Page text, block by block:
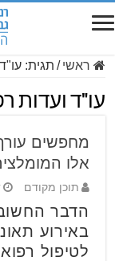
ראשי / תגית:
עו"ד ועדות
מחפשים עורך
אלו המומלצים
תוכן מקודם
הדבר
באירוע
לטיפול